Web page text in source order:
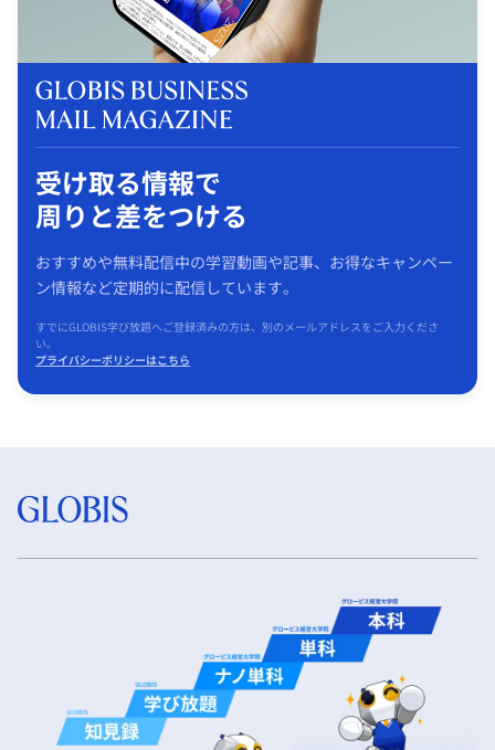
受け取る情報で
周りと差をつける
おすすめや無料配信中の学習動画や記事、お得なキャンペー
ン情報など定期的に配信しています。
すでにGLOBIS学び放題へご登録済みの方は、別のメールアドレスをご入力くださ
い。
プライバシーポリシーはこちら